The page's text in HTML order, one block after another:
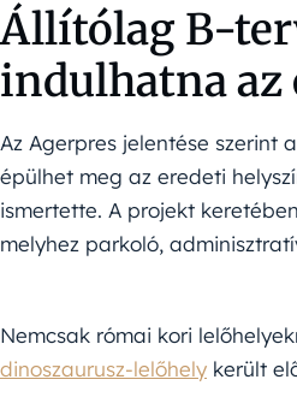
Állítólag B-
indulhatna az
Az Agerpres jelentése szerint
épülhet meg az eredeti
ismertette. A projekt
melyhez parkoló,
Nemcsak római kori
dinoszaurusz-lelőhely került